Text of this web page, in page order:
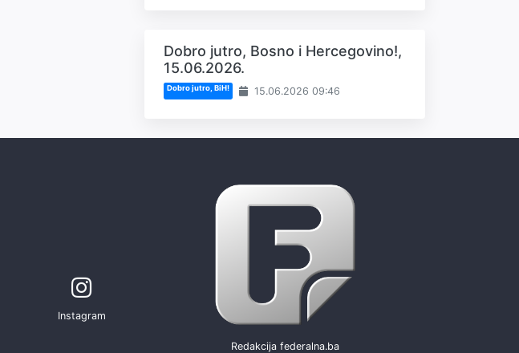
Dobro jutro, Bosno i Hercegovino!,
15.06.2026.
Dobro jutro, BiH! 15.06.2026 09:46
Instagram
Redakcija federalna.ba